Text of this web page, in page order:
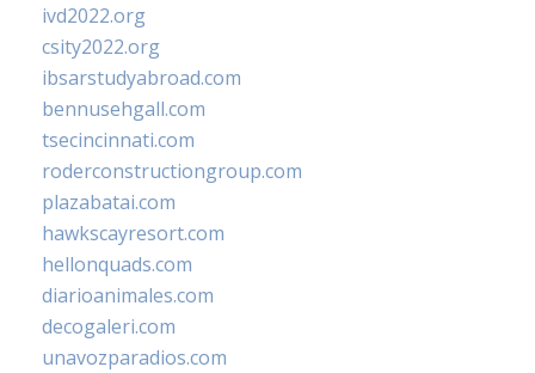
ivd2022.org
csity2022.org
ibsarstudyabroad.com
bennusehgall.com
tsecincinnati.com
roderconstructiongroup.com
plazabatai.com
hawkscayresort.com
hellonquads.com
diarioanimales.com
decogaleri.com
unavozparadios.com